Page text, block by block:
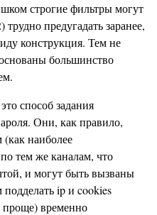
строгие фильтры могут
предугадать заранее,
конструкция. Тем не
большинство
способ задания
Они, как правило,
наиболее
тем же каналам, что
и могут быть вызваны
ip и cookies
проще) временно